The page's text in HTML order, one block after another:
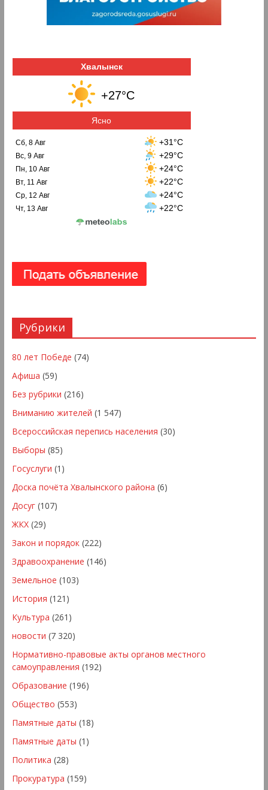
Хвалынск
+27°C
Ясно
Сб, 8 Авг +31°C
Вс, 9 Авг +29°C
Пн, 10 Авг +24°C
Вт, 11 Авг +22°C
Ср, 12 Авг +24°C
Чт, 13 Авг +22°C
Рубрики
80 лет Победе (74)
Афиша (59)
Без рубрики (216)
Вниманию жителей (1 547)
Всероссийская перепись населения (30)
Выборы (85)
Госуслуги (1)
Доска почёта Хвалынского района (6)
Досуг(107)
ЖКХ(29)
Закон и порядок(222)
Здравоохранение (146)
Земельное (103)
История (121)
Культура (261)
новости (7 320)
Нормативно-правовые акты органов местного
самоуправления (192)
Образование (196)
Общество (553)
Памятные даты (18)
Памятные даты (1)
Политика (28)
Прокуратура (159)